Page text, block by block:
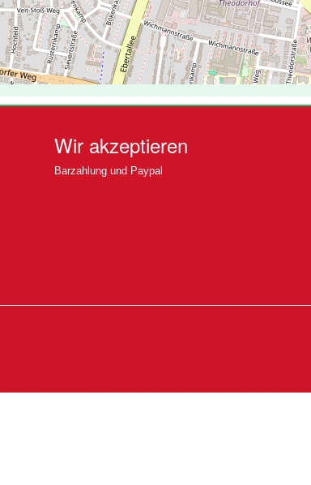
Wir akzeptieren
Barzahlung und Paypal